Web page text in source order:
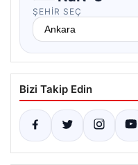
ŞEHIR SEÇ
Bizi Takip Edin